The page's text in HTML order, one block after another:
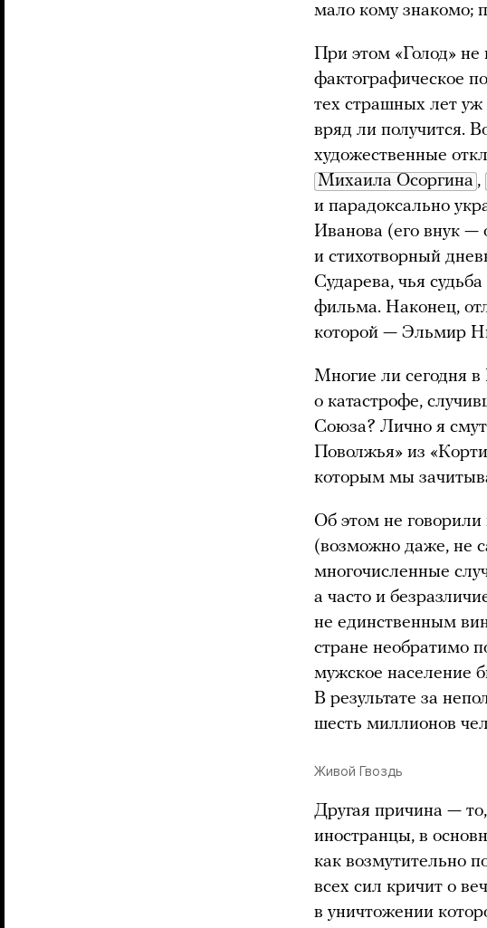
мало кому знакомо;
При этом «Голод» не
фактографическое
тех страшных лет
вряд ли получится.
художественные
Михаила Осоргина ,
и парадоксально
Иванова (его внук —
и стихотворный
Сударева, чья
фильма. Наконец,
которой — Эльмир
Многие ли сегодня
о катастрофе,
Союза? Лично я
Поволжья» из
которым мы
Об этом не
(возможно даже, не
многочисленные
а часто и
не единственным
стране необратимо
мужское население
В результате за
шесть миллионов
Живой Гвоздь
Другая причина —
иностранцы, в
как возмутительно
всех сил кричит о
в уничтожении